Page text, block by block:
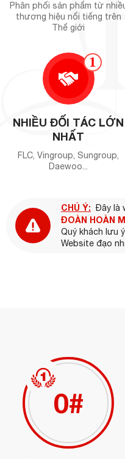
Phân phối sản phẩm từ
thương hiệu nổi tiếng trên
Thế giới
1
NHIỀU ĐỐI TÁC LỚN
NHẤT
FLC, Vingroup, Sungroup,
Daewoo...
CHÚ Ý: Đây là
ĐOÀN HOÀN
Quý khách lưu
Website đạo
0#